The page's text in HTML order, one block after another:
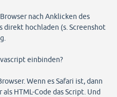
nach Anklicken des
direkt hochladen (s. Screenshot
einbinden?
Wenn es Safari ist, dann
HTML-Code das Script. Und